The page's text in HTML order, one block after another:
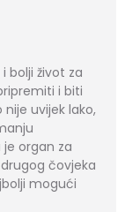
bolji život za
i biti
uvijek lako,
organ za
čovjeka
mogući